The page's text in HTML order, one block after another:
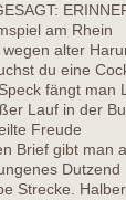
am Rhein
wegen alter
du eine
fängt man
Lauf in der
Freude
Brief gibt man
Dutzend
Strecke.